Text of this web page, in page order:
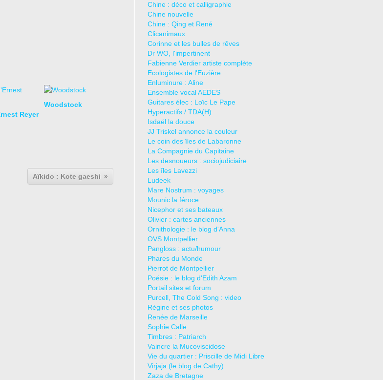
Reyer
Woodstock
Aïkido : Kote gaeshi
Chine : déco et calligraphie
Chine nouvelle
Chine : Qing et René
Clicanimaux
Corinne et les bulles de rêves
Dr WO, l'impertinent
Fabienne Verdier artiste complète
Ecologistes de l'Euzière
Enluminure : Aline
Ensemble vocal AEDES
Guitares élec : Loïc Le Pape
Hyperactifs / TDA(H)
Isdaël la douce
JJ Triskel annonce la couleur
Le coin des îles de Labaronne
La Compagnie du Capitaine
Les desnoueurs : sociojudiciaire
Les îles Lavezzi
Ludeek
Mare Nostrum : voyages
Mounic la féroce
Nicephor et ses bateaux
Olivier : cartes anciennes
Ornithologie : le blog d'Anna
OVS Montpellier
Pangloss : actu/humour
Phares du Monde
Pierrot de Montpellier
Poésie : le blog d'Edith Azam
Portail sites et forum
Purcell, The Cold Song : video
Régine et ses photos
Renée de Marseille
Sophie Calle
Timbres : Patriarch
Vaincre la Mucoviscidose
Vie du quartier : Priscille de Midi Libre
Virjaja (le blog de Cathy)
Zaza de Bretagne